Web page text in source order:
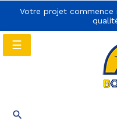
Votre projet commence

Basculer
la
☰